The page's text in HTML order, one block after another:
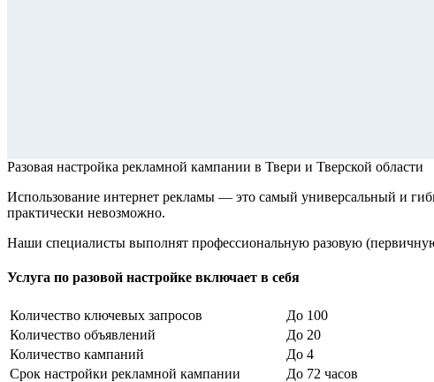
Разовая настройка рекламной кампании в Твери и Тверской области
Использование интернет рекламы — это самый универсальный и
практически невозможно.
Наши специалисты выполнят профессиональную разовую
Услуга по разовой настройке включает в себя
Количество ключевых запросов
До 100
Количество объявлений
До 20
Количество кампаний
До 4
Срок настройки рекламной кампании
До 72 часов